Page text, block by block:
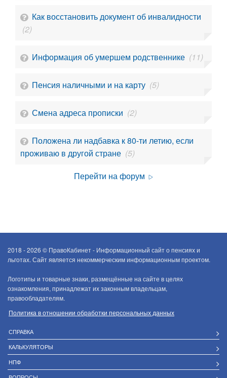
Как восстановить документ об инвалидности
(2)
Информация об умершем родственнике (11)
Пенсия наличными и на карту (5)
Смена адреса прописки (2)
Положена ли надбавка к 80-ти летию, если
проживаю в другой стране (5)
Перейти на форум
2018 - 2026 © ПравоКабинет - Информационный сайт о пенсиях и
льготах. Сайт является некоммерческим информационным проектом.
Логотипы и товарные знаки, размещённые на сайте в целях
ознакомления, принадлежат их законным владельцам,
правообладателям.
Политика в отношении обработки персональных данных
СПРАВКА
КАЛЬКУЛЯТОРЫ
НПФ